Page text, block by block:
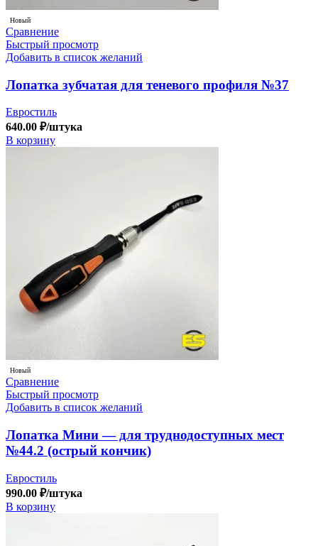
Новый
Сравнение
Быстрый просмотр
Добавить в список желаний
Лопатка зубчатая для теневого профиля №37
Евростиль
640.00 ₽/штука
В корзину
Новый
Сравнение
Быстрый просмотр
Добавить в список желаний
Лопатка Мини — для труднодоступных мест
№44.2 (острый кончик)
Евростиль
990.00 ₽/штука
В корзину